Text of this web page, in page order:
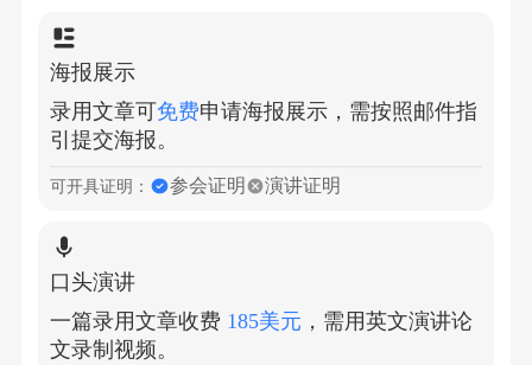
海报展示
录用文章可免费申请海报展示，需按照邮件指
引提交海报。
可开具证明： 参会证明 演讲证明
口头演讲
一篇录用文章收费 185美元 ，需用英文演讲论
文录制视频。